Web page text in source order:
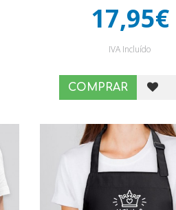
17,95€
IVA Incluído
COMPRAR